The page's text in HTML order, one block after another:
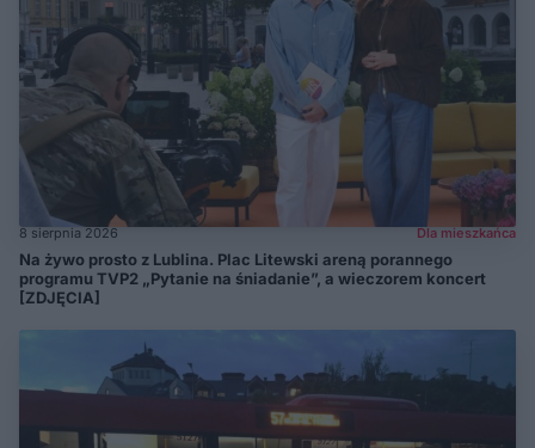
8 sierpnia 2026 Dla mieszkańca
Na żywo prosto z Lublina. Plac Litewski areną porannego
programu TVP2 „Pytanie na śniadanie”, a wieczorem koncert
[ZDJĘCIA]